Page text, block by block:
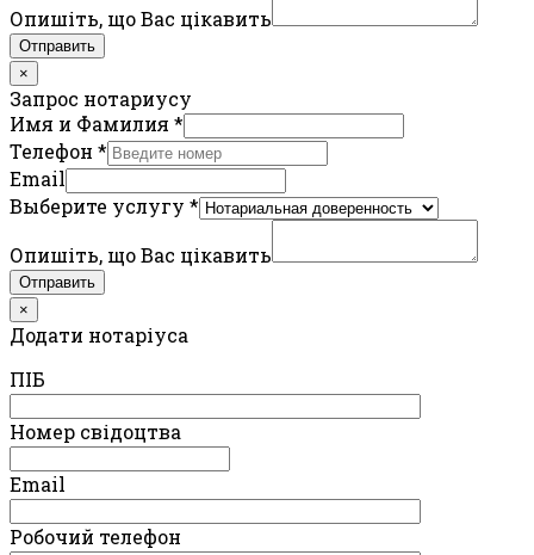
Опишіть, що Вас цікавить
Отправить
×
Запрос нотариусу
Имя и Фамилия *
Телефон *
Email
Выберите услугу *
Опишіть, що Вас цікавить
Отправить
×
Додати нотаріуса
ПIБ
Номер свідоцтва
Email
Робочий телефон